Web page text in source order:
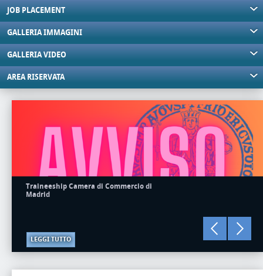
JOB PLACEMENT
GALLERIA IMMAGINI
GALLERIA VIDEO
AREA RISERVATA
Traineeship Camera di Commercio di
Madrid
LEGGI TUTTO